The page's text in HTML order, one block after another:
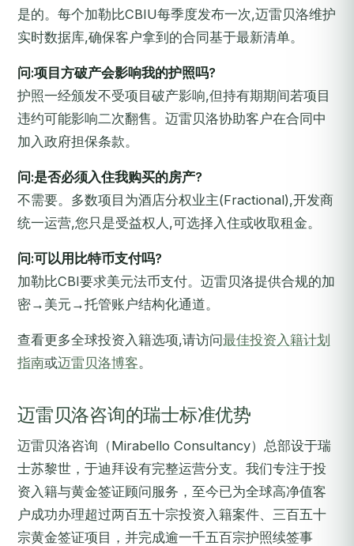
是的。每个加勒比CBIU每季度发布一次,迈雷贝洛维护
实时数据库,确保客户拿到的合同基于最新清单。
问:项目方破产会影响我的护照吗?
护照一经颁发不受项目破产影响,但持有期期间若项目
违约可能影响二次翻售。迈雷贝洛协助客户在合同中
加入政府担保条款。
问:是否必须入住我购买的房产?
不需要。多数项目为酒店分权业主(Fractional),开发商
统一运营,您只是受益权人,可选择入住或收取租金。
问:可以用比特币支付吗?
加勒比CBI要求美元法币支付。迈雷贝洛提供合规的加
密→美元→托管账户结构化通道。
查看更多全球投资入籍选项,请访问最佳投资入籍计划
指南或迈雷贝洛博客。
迈雷贝洛咨询的瑞士标准优势
迈雷贝洛咨询（Mirabello Consultancy）总部设于瑞
士苏黎世，于迪拜设有完整运营分支。我们专注于投
资入籍与黄金签证顾问服务，至今已为全球高净值客
户成功办理超过两百五十宗投资入籍案件、三百五十
宗黄金签证项目，并完成逾一千五百宗护照续签事